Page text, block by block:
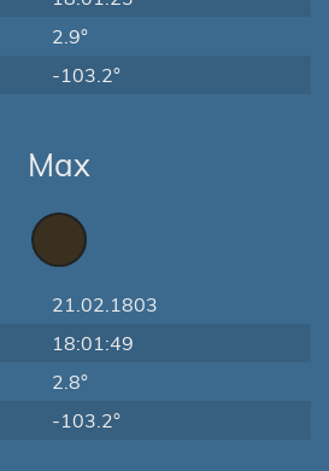
2.9°
-103.2°
Max
21.02.1803
18:01:49
2.8°
-103.2°